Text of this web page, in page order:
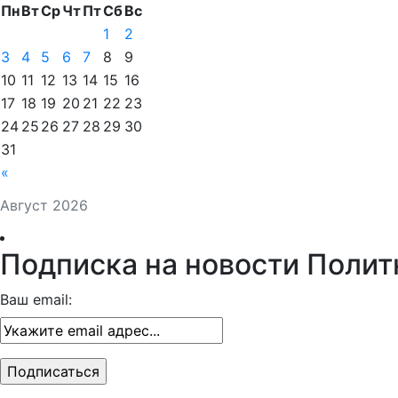
Август 2026
ПнВтСрЧтПтСбВс
«
1
2
3
4 5 6 7 8
9
10 11 12 13 14 15 16
17 18 19 20 21 22 23
24 25 26 27 28 29 30
31
Подписка на новости
Ваш email: